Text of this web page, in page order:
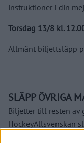
instruktioner i din
Torsdag 13/8 kl.
Allmänt biljettsläpp
SLÄPP ÖVRIGA
Biljetter till resten av
HockeyAllsvenskan